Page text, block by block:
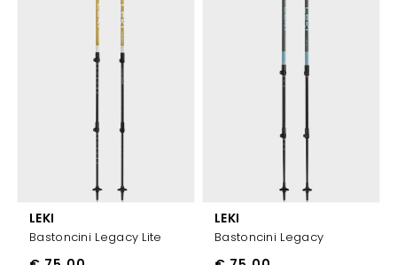
LEKI
Bastoncini Legacy Lite
LEKI
Bastoncini Legacy